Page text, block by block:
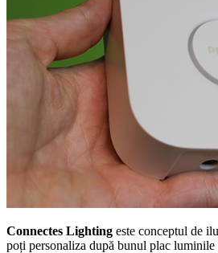
Connectes Lighting este conceptul de
poți personaliza după bunul plac luminile